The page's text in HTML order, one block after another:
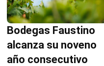
Bodegas Faustino
alcanza su noveno
año consecutivo